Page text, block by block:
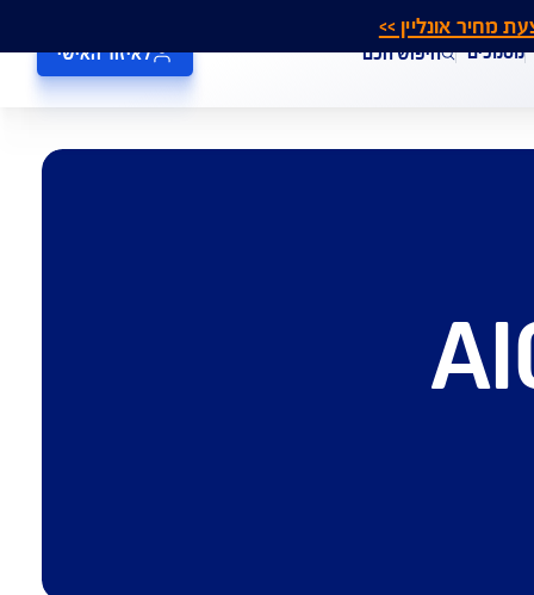
>>
חיפוש חכם לאיזור האישי